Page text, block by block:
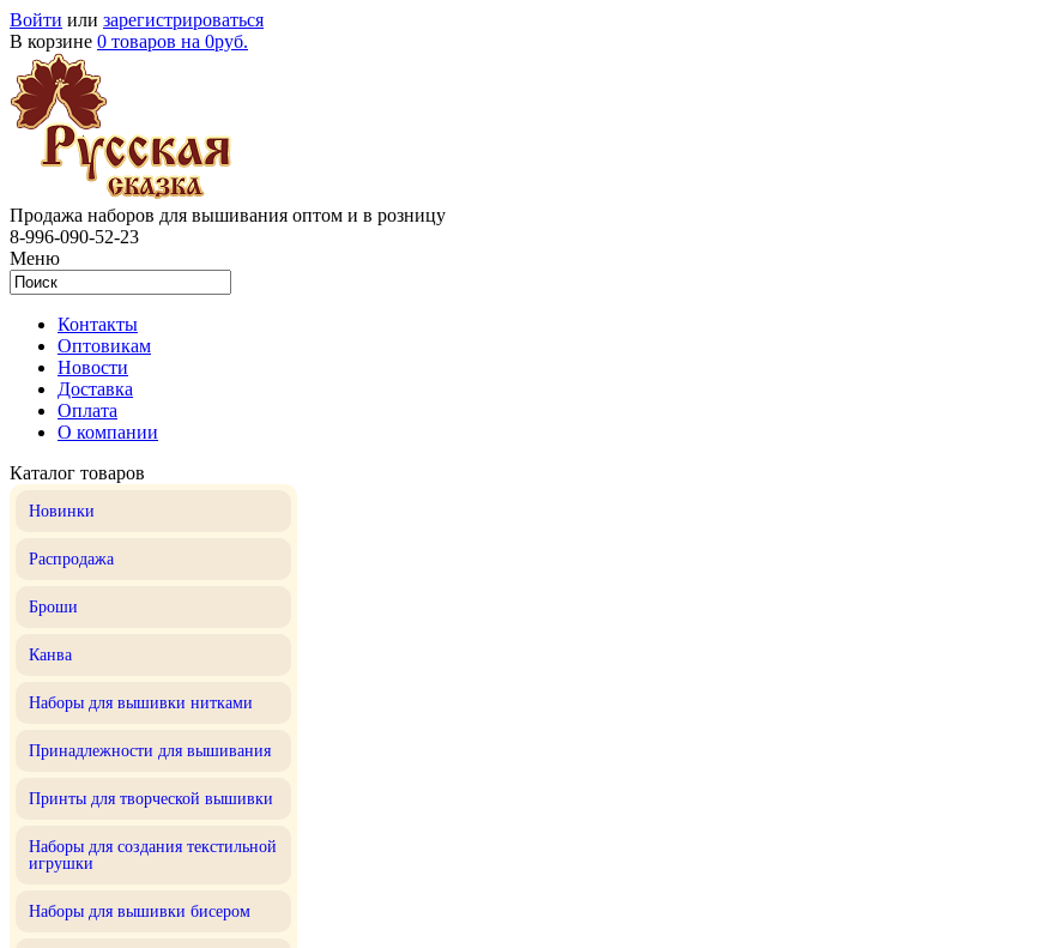
Войти или зарегистрироваться
В корзине 0 товаров на 0руб.
Продажа наборов для вышивания оптом и в розницу
8-996-090-52-23
Меню
Контакты
Оптовикам
Новости
Доставка
Оплата
О компании
Каталог товаров
Новинки
Распродажа
Броши
Канва
Наборы для вышивки нитками
Принадлежности для вышивания
Принты для творческой вышивки
Наборы для создания текстильной
игрушки
Наборы для вышивки бисером